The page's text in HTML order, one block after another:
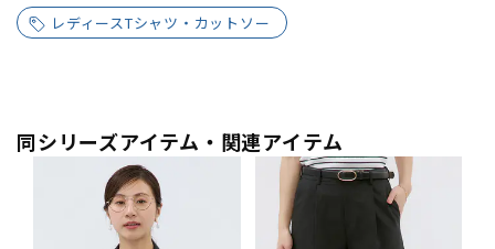
レディースTシャツ・カットソー
同シリーズアイテム・関連アイテム